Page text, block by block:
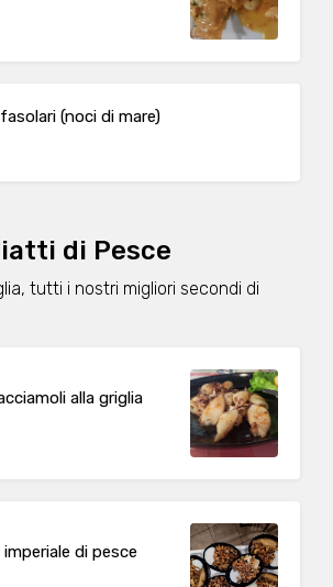
(noci di mare)
di Pesce
tutti i nostri migliori secondi di
alla griglia
di pesce